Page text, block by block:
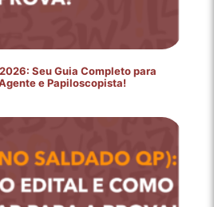
Seu Guia Completo para
e Papiloscopista!